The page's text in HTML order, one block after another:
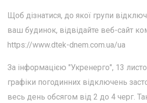
Щоб дізнатися, до якої групи
ваш будинок, відвідайте веб-сайт
https://www.dtek-dnem.com.ua/ua
За інформацією "Укренерго", 13
графіки погодинних відключень
весь день обсягом від 2 до 4 черг.